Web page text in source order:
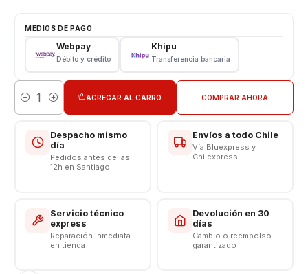
Consulta por valores de instalación
MEDIOS DE PAGO
Webpay
Débito y crédito
Khipu
Transferencia bancaria
Cantidad
AGREGAR AL CARRO COMPRAR AHORA
Despacho mismo
día
Pedidos antes de las
12h en Santiago
Envíos a todo Chile
Vía Bluexpress y
Chilexpress
Servicio técnico
express
Reparación inmediata
en tienda
Devolución en 30
días
Cambio o reembolso
garantizado